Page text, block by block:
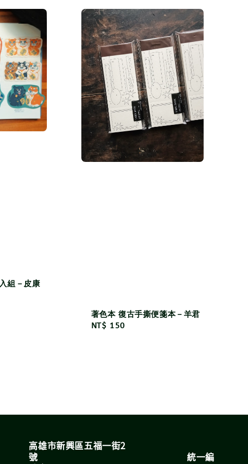
組－皮康
著色本 復古手撕便箋本－羊君
Regular
NT$ 150
高雄市新興區五福一街2
號 統一編